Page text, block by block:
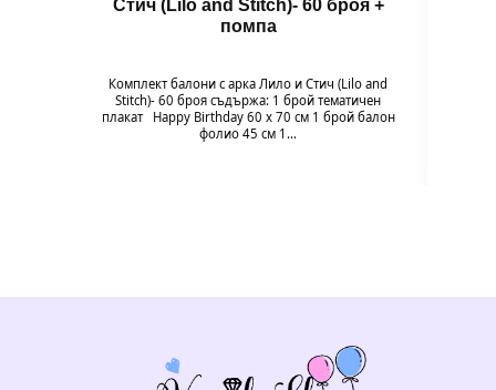
помпа
Комплект балони с арка Лило и Стич (Lilo and
Stitch)- 60 броя съдържа: 1 брой тематичен
плакат Happy Birthday 60 х 70 см 1 брой балон
фолио 45 см 1…